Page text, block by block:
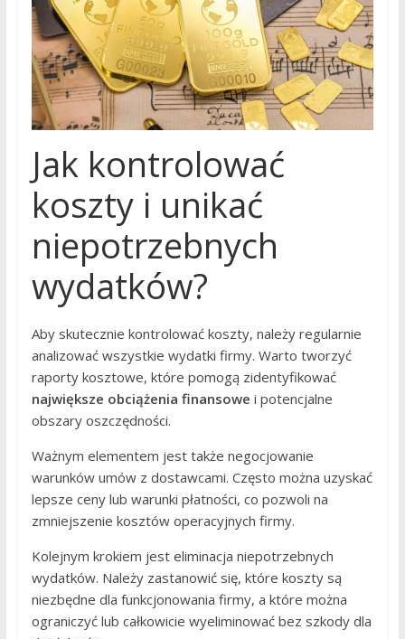
Jak kontrolować
koszty i unikać
niepotrzebnych
wydatków?
Aby skutecznie kontrolować koszty, należy regularnie
analizować wszystkie wydatki firmy. Warto tworzyć
raporty kosztowe, które pomogą zidentyfikować
największe obciążenia finansowe i potencjalne
obszary oszczędności.
Ważnym elementem jest także negocjowanie
warunków umów z dostawcami. Często można uzyskać
lepsze ceny lub warunki płatności, co pozwoli na
zmniejszenie kosztów operacyjnych firmy.
Kolejnym krokiem jest eliminacja niepotrzebnych
wydatków. Należy zastanowić się, które koszty są
niezbędne dla funkcjonowania firmy, a które można
ograniczyć lub całkowicie wyeliminować bez szkody dla